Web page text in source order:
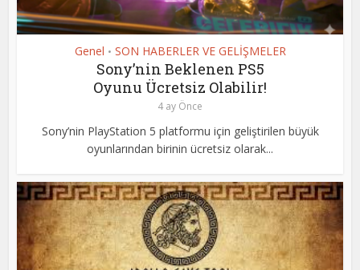
Genel • SON HABERLER VE GELİŞMELER
Sony’nin Beklenen PS5
Oyunu Ücretsiz Olabilir!
4 ay Önce
Sony’nin PlayStation 5 platformu için geliştirilen büyük
oyunlarından birinin ücretsiz olarak...